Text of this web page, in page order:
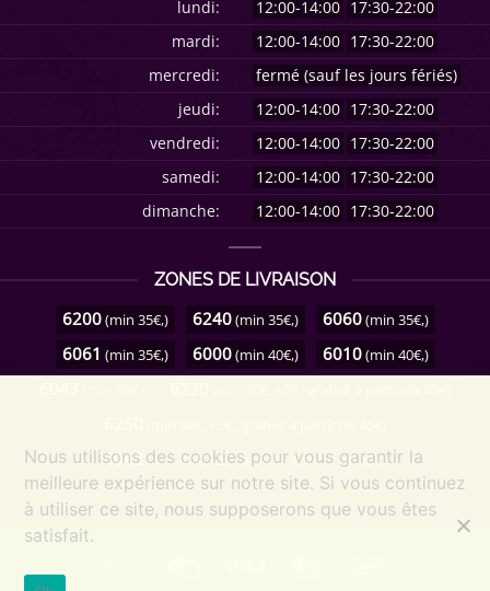
lundi:
12:00-14:00 17:30-22:00
mardi:
12:00-14:00 17:30-22:00
mercredi:
fermé (sauf les jours fériés)
jeudi:
12:00-14:00 17:30-22:00
vendredi:
12:00-14:00 17:30-22:00
samedi:
12:00-14:00 17:30-22:00
dimanche:
12:00-14:00 17:30-22:00
ZONES DE LIVRAISON
6200(min 35€,) 6240(min 35€,) 6060(min 35€,)
6061 (min 35€,) 6000(min 40€,) 6010(min 40€,)
6042 (min 40€, +2€ , gratuit à partir de 45€)
Nous utilisons des cookies pour vous garantir la
meilleure expérience sur notre site. Si vous continuez
à utiliser ce site, nous supposerons que vous êtes
satisfait.